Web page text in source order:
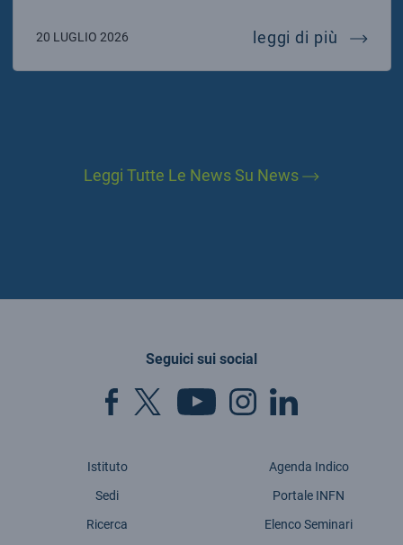
20 LUGLIO 2026 leggi di più 70
Leggi Tutte Le News Su News
Seguici sui social
Istituto
Sedi
Ricerca
Agenda Indico
Portale INFN
Elenco Seminari